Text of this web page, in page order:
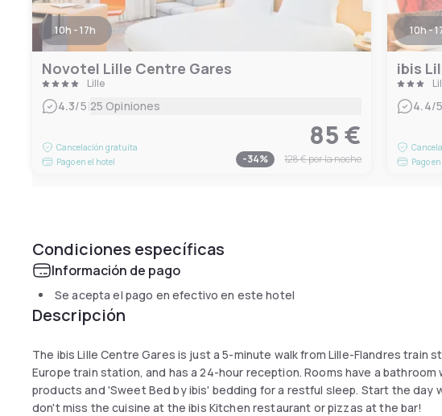
10h - 17h
Novotel Lille Centre Gares
Lille
4.3/5|25 Opiniones
Cancelación gratuita
Pago en el hotel
85 €
-34% 128 €por la noche
10h -
ibis
4.4/5
Pago
Condiciones específicas
Información de pago
Se acepta el pago en efectivo en este hotel
Descripción
The ibis Lille Centre Gares is just a 5-minute walk from Lille-Flandres train
Europe train station, and has a 24-hour reception. Rooms have a
products and 'Sweet Bed by ibis' bedding for a restful sleep. Start the day
don't miss the cuisine at the ibis Kitchen restaurant or pizzas at the bar!